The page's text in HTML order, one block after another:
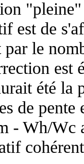
"pleine"
est de
par le
est
été la
de
- Wh/Wc